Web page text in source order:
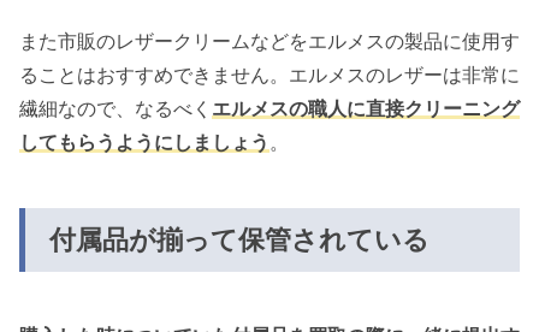
また市販のレザークリームなどをエルメスの製品に使用す
ることはおすすめできません。エルメスのレザーは非常に
繊細なので、なるべく エルメスの職人に直接クリーニング
してもらうようにしましょう 。
付属品が揃って保管されている